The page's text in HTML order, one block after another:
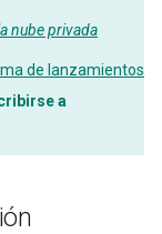
nube privada
de lanzamientos
a